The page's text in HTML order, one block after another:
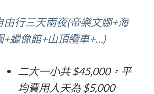
由行三天兩夜(帝樂文娜+海
+蠟像館+山頂纜車+…)
二大一小共 $45,000，平
均費用人天為 $5,000